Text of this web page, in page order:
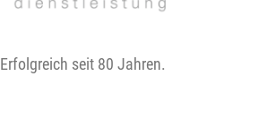
Erfolgreich seit 80 Jahren.